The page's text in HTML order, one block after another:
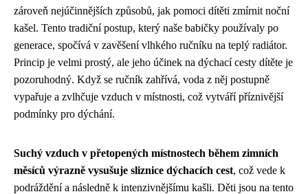
zároveň nejúčinnějších způsobů, jak pomoci dítěti zmírnit noční
kašel. Tento tradiční postup, který naše babičky používaly po
generace, spočívá v zavěšení vlhkého ručníku na teplý radiátor.
Princip je velmi prostý, ale jeho účinek na dýchací cesty dítěte je
pozoruhodný. Když se ručník zahřívá, voda z něj postupně
vypařuje a zvlhčuje vzduch v místnosti, což vytváří příznivější
podmínky pro dýchání.
Suchý vzduch v přetopených místnostech během zimních
měsíců výrazně vysušuje sliznice dýchacích cest, což vede k
podráždění a následně k intenzivnějšímu kašli. Děti jsou na tento